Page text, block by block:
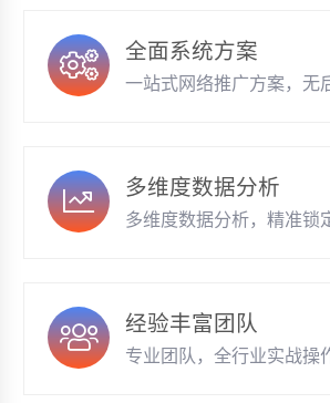
全面系统方案
一站式网络推广方案，无
多维度数据分析
多维度数据分析，精准锁
经验丰富团队
专业团队，全行业实战操